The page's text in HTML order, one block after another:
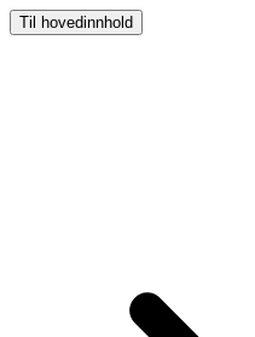
Til hovedinnhold